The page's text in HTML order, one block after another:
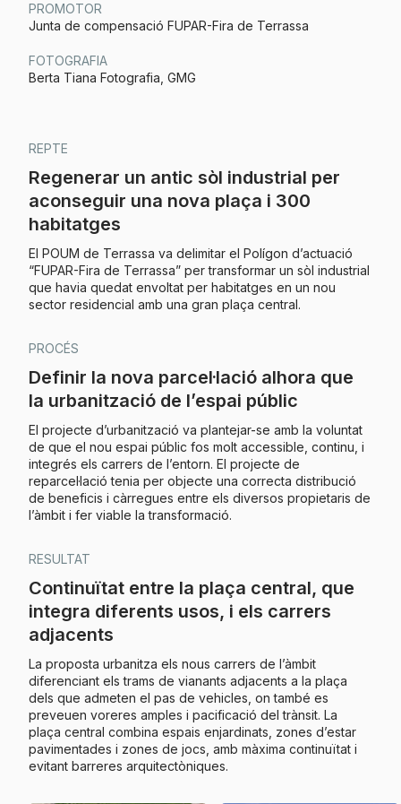
PROMOTOR
Junta de compensació FUPAR-Fira de Terrassa
FOTOGRAFIA
Berta Tiana Fotografia, GMG
REPTE
Regenerar un antic sòl industrial per
aconseguir una nova plaça i 300
habitatges
El POUM de Terrassa va delimitar el Polígon d’actuació
“FUPAR-Fira de Terrassa” per transformar un sòl industrial
que havia quedat envoltat per habitatges en un nou
sector residencial amb una gran plaça central.
PROCÉS
Definir la nova parcel·lació alhora que
la urbanització de l’espai públic
El projecte d’urbanització va plantejar-se amb la voluntat
de que el nou espai públic fos molt accessible, continu, i
integrés els carrers de l’entorn. El projecte de
reparcel·lació tenia per objecte una correcta distribució
de beneficis i càrregues entre els diversos propietaris de
l’àmbit i fer viable la transformació.
RESULTAT
Continuïtat entre la plaça central, que
integra diferents usos, i els carrers
adjacents
La proposta urbanitza els nous carrers de l’àmbit
diferenciant els trams de vianants adjacents a la plaça
dels que admeten el pas de vehicles, on també es
preveuen voreres amples i pacificació del trànsit. La
plaça central combina espais enjardinats, zones d’estar
pavimentades i zones de jocs, amb màxima continuïtat i
evitant barreres arquitectòniques.